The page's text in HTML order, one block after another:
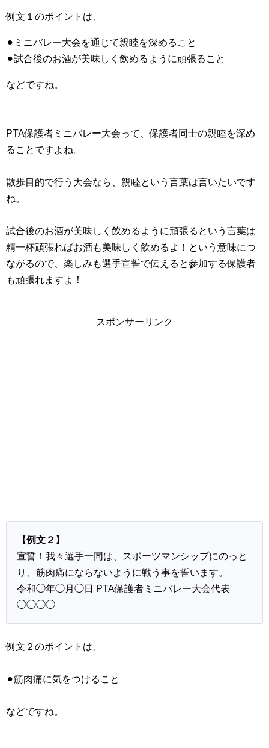
例文１のポイントは、
⚫︎ミニバレー大会を通じて親睦を深めること
⚫︎試合後のお酒が美味しく飲めるように頑張ること
などですね。
PTA保護者ミニバレー大会って、保護者同士の親睦を深め
ることですよね。
散歩目的で行う大会なら、親睦という言葉は言いたいです
ね。
試合後のお酒が美味しく飲めるように頑張るという言葉は
精一杯頑張ればお酒も美味しく飲めるよ！という意味につ
ながるので、楽しみも選手宣誓で伝えると参加する保護者
も頑張れますよ！
スポンサーリンク
【例文２】
宣誓！我々選手一同は、スポーツマンシップにのっと
り、筋肉痛にならないように戦う事を誓います。
令和◯年◯月◯日 PTA保護者ミニバレー大会代表
◯◯◯◯
例文２のポイントは、
⚫︎筋肉痛に気をつけること
などですね。